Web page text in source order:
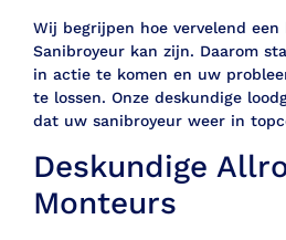
Wij begrijpen hoe vervelend
Sanibroyeur kan zijn. Daarom
in actie te komen en uw
te lossen. Onze deskundige
dat uw sanibroyeur weer in
Deskundige
Monteurs